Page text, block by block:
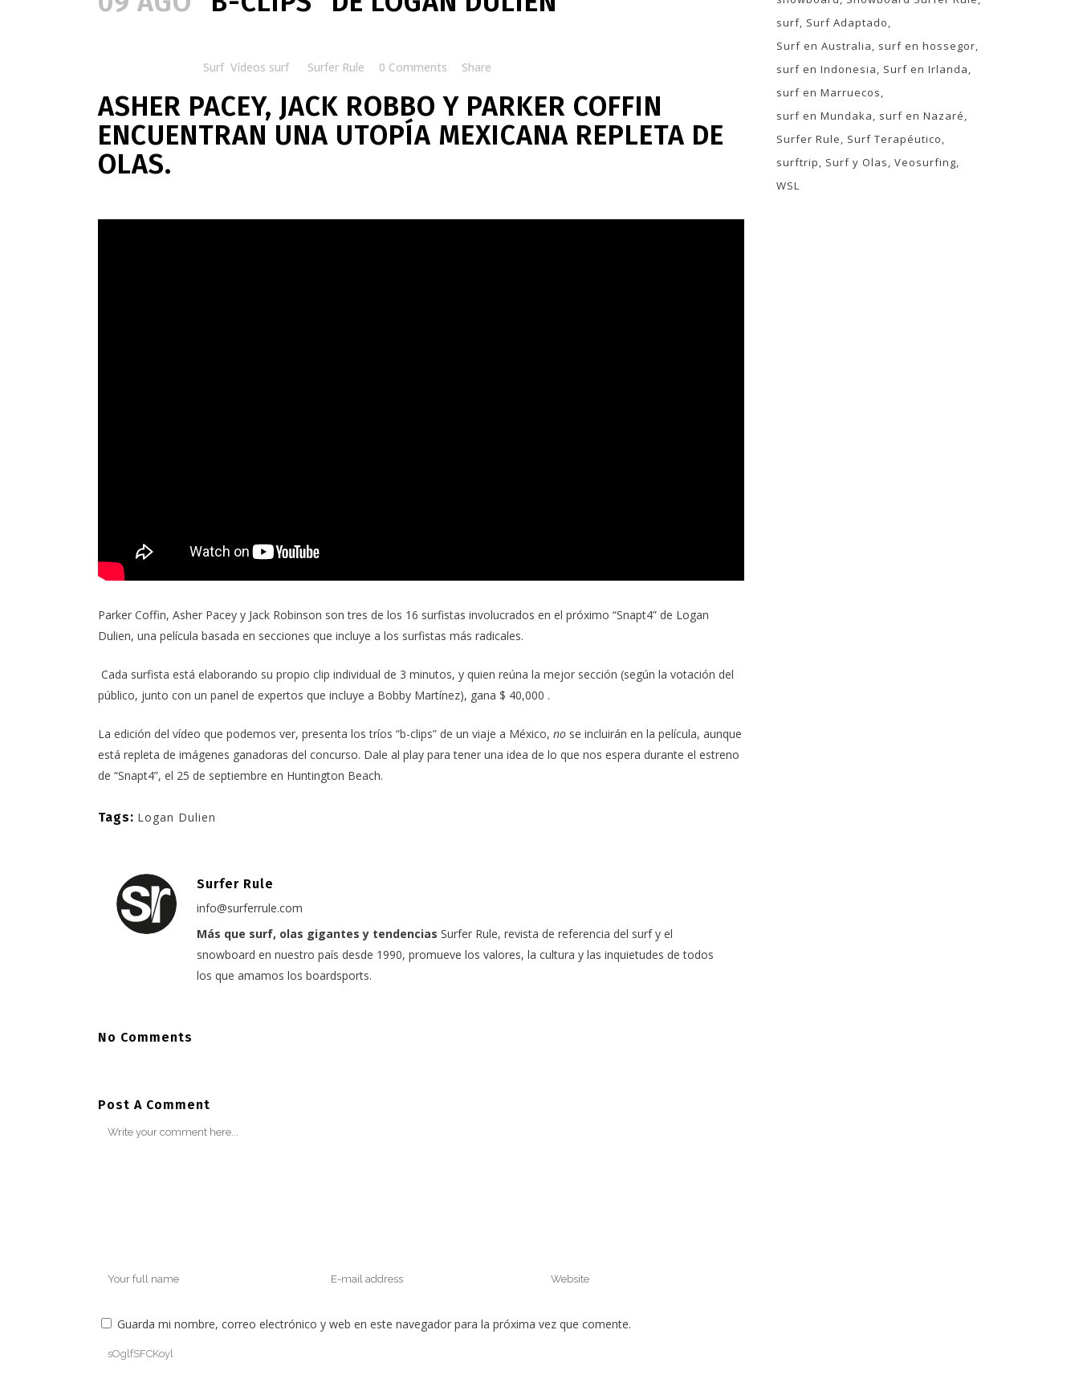
Surf Vídeos surf Surfer Rule 0 Comments Share
ASHER PACEY, JACK ROBBO Y PARKER COFFIN
ENCUENTRAN UNA UTOPÍA MEXICANA REPLETA DE
OLAS.
Parker Coffin, Asher Pacey y Jack Robinson son tres de los 16 surfistas involucrados en el próximo “Snapt4” de Logan
Dulien, una película basada en secciones que incluye a los surfistas más radicales.
Cada surfista está elaborando su propio clip individual de 3 minutos, y quien reúna la mejor sección (según la votación del
público, junto con un panel de expertos que incluye a Bobby Martínez), gana $ 40,000 .
La edición del vídeo que podemos ver, presenta los tríos “b-clips” de un viaje a México, no se incluirán en la película, aunque
está repleta de imágenes ganadoras del concurso. Dale al play para tener una idea de lo que nos espera durante el estreno
de “Snapt4”, el 25 de septiembre en Huntington Beach.
Tags: Logan Dulien
Surfer Rule
info@surferrule.com
Más que surf, olas gigantes y tendencias Surfer Rule, revista de referencia del surf y el
snowboard en nuestro país desde 1990, promueve los valores, la cultura y las inquietudes de todos
los que amamos los boardsports.
No Comments
Post A Comment
Guarda mi nombre, correo electrónico y web en este navegador para la próxima vez que comente.
surf Surf Adaptado
Surf en Australia
surf en hossegor
surf en Indonesia
Surf en Irlanda
surf en Marruecos
surf en Mundaka
surf en Nazaré
Surfer Rule
Surf Terapéutico
surftrip
Surf y Olas Veosurfing
WSL